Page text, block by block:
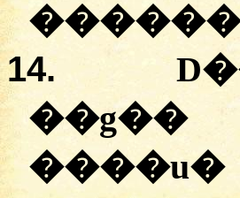
�
14.
��g��
����u�